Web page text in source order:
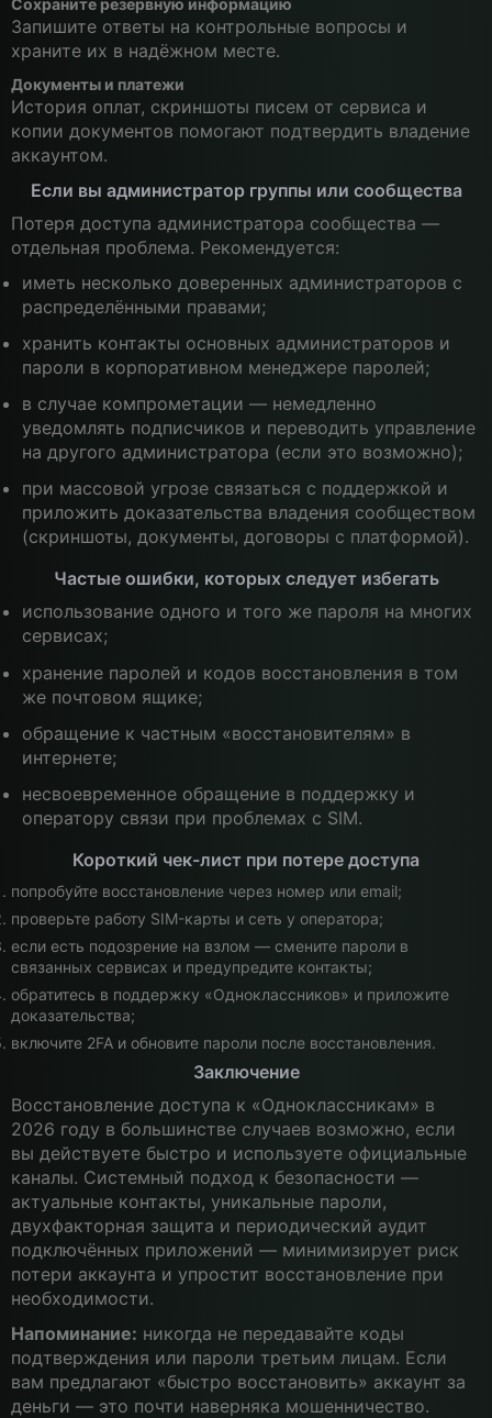
Запишите ответы на контрольные вопросы и
храните их в надёжном месте.
Документы и платежи
История оплат, скриншоты писем от сервиса и
копии документов помогают подтвердить владение
аккаунтом.
Если вы администратор группы или сообщества
Потеря доступа администратора сообщества —
отдельная проблема. Рекомендуется:
иметь несколько доверенных администраторов с
распределёнными правами;
хранить контакты основных администраторов и
пароли в корпоративном менеджере паролей;
в случае компрометации — немедленно
уведомлять подписчиков и переводить управление
на другого администратора (если это возможно);
при массовой угрозе связаться с поддержкой и
приложить доказательства владения сообществом
(скриншоты, документы, договоры с платформой).
Частые ошибки, которых следует избегать
использование одного и того же пароля на многих
сервисах;
хранение паролей и кодов восстановления в том
же почтовом ящике;
обращение к частным «восстановителям» в
интернете;
несвоевременное обращение в поддержку и
оператору связи при проблемах с SIM.
Короткий чек-лист при потере доступа
попробуйте восстановление через номер или email;
проверьте работу SIM-карты и сеть у оператора;
если есть подозрение на взлом — смените пароли в
связанных сервисах и предупредите контакты;
обратитесь в поддержку «Одноклассников» и приложите
доказательства;
включите 2FA и обновите пароли после восстановления.
Заключение
Восстановление доступа к «Одноклассникам» в
2026 году в большинстве случаев возможно, если
вы действуете быстро и используете официальные
каналы. Системный подход к безопасности —
актуальные контакты, уникальные пароли,
двухфакторная защита и периодический аудит
подключённых приложений — минимизирует риск
потери аккаунта и упростит восстановление при
необходимости.
Напоминание: никогда не передавайте коды
подтверждения или пароли третьим лицам. Если
вам предлагают «быстро восстановить» аккаунт за
деньги — это почти наверняка мошенничество.